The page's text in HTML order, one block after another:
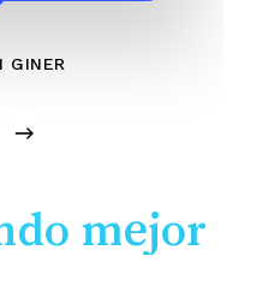
GINER
mejor